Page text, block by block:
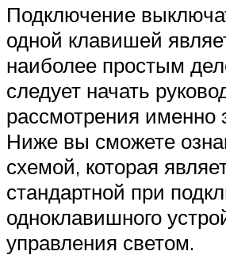
Подключение
одной клавишей
наиболее простым
следует начать
рассмотрения именно
Ниже вы сможете
схемой, которая
стандартной при
одноклавишного
управления светом.